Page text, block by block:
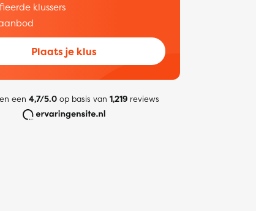
klussers
Plaats je klus
een 4,7/5.0op basis van 1,219reviews